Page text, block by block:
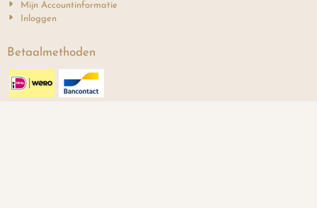
Mijn Accountinformatie
Inloggen
Betaalmethoden